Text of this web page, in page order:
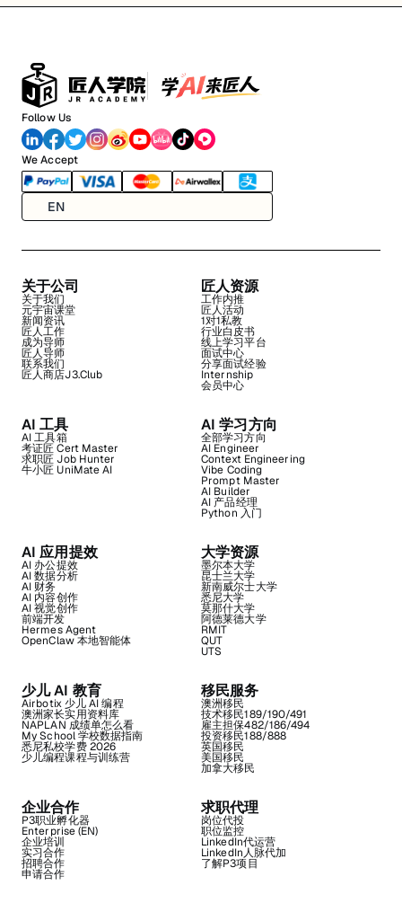
Follow Us
We Accept
EN
关于公司
关于我们
元宇宙课堂
新闻资讯
匠人工作
成为导师
匠人导师
联系我们
匠人商店J3.Club
匠人资源
工作内推
匠人活动
1对1私教
行业白皮书
线上学习平台
面试中心
分享面试经验
Internship
会员中心
AI 工具
AI 工具箱
考证匠 Cert Master
求职匠 Job Hunter
牛小匠 UniMate AI
AI 学习方向
全部学习方向
AI Engineer
Context Engineering
Vibe Coding
Prompt Master
AI Builder
AI 产品经理
Python 入门
AI 应用提效
AI 办公提效
AI 数据分析
AI 财务
AI 内容创作
AI 视觉创作
前端开发
Hermes Agent
OpenClaw 本地智能体
大学资源
墨尔本大学
昆士兰大学
新南威尔士大学
悉尼大学
莫那什大学
阿德莱德大学
RMIT
QUT
UTS
少儿 AI 教育
Airbotix 少儿 AI 编程
澳洲家长实用资料库
NAPLAN 成绩单怎么看
My School 学校数据指南
悉尼私校学费 2026
少儿编程课程与训练营
移民服务
澳洲移民
技术移民189/190/491
雇主担保482/186/494
投资移民188/888
英国移民
美国移民
加拿大移民
企业合作
P3职业孵化器
Enterprise (EN)
企业培训
实习合作
招聘合作
申请合作
求职代理
岗位代投
职位监控
LinkedIn代运营
LinkedIn人脉代加
了解P3项目